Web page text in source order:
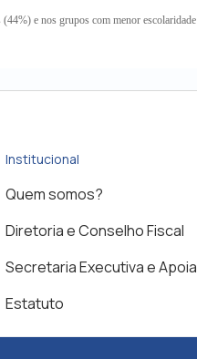
e nos grupos com menor
Institucional
Quem somos?
Diretoria e Conselho Fiscal
Secretaria Executiva e
Estatuto